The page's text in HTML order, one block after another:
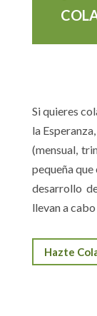
Si quieres
la
(mensual,
pequeña que
desarrollo
llevan a
Hazte